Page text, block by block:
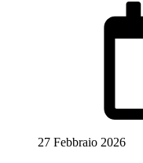
27 Febbraio 2026